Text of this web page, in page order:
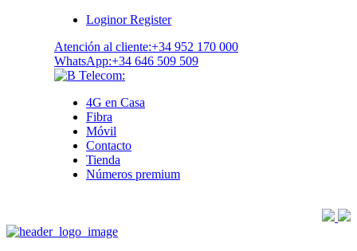
LoginorRegister
Atención al cliente:+34 952 170 000
WhatsApp:+34 646 509 509
4G en Casa
Fibra
Móvil
Contacto
Tienda
Números premium